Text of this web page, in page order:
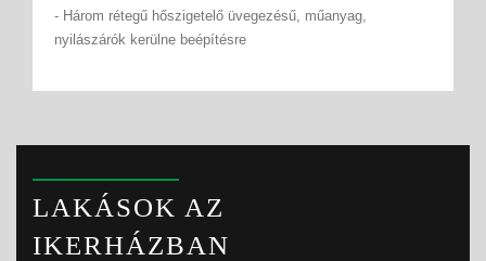
- Három rétegű hőszigetelő üvegezésű, műanyag,
nyilászárók kerülne beépítésre
LAKÁSOK AZ
IKERHÁZBAN